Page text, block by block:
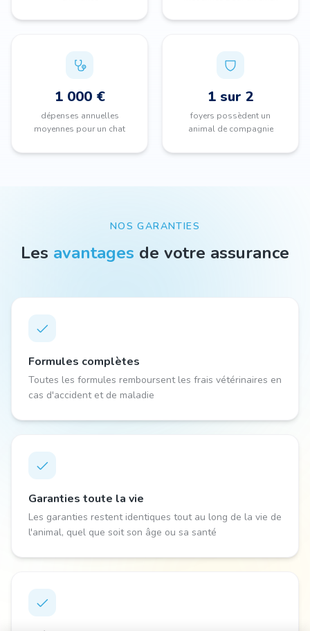
1 000 €
dépenses annuelles
moyennes pour un chat
1 sur 2
foyers possèdent un
animal de compagnie
NOS GARANTIES
Les avantages de votre assurance
Formules complètes
Toutes les formules remboursent les frais vétérinaires en
cas d'accident et de maladie
Garanties toute la vie
Les garanties restent identiques tout au long de la vie de
l'animal, quel que soit son âge ou sa santé